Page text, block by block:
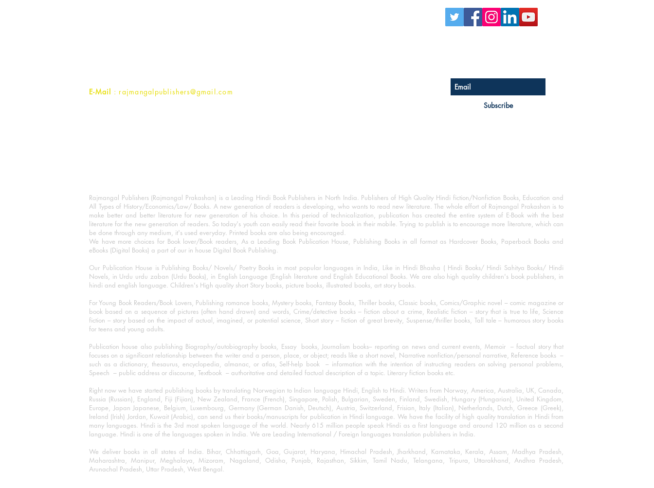
E-Mail : rajmangalpublishers@gmail.com
Subscribe
Rajmangal Publishers (Rajmangal Prakashan) is a Leading Hindi Book Publishers in North India. Publishers of High Quality Hindi fiction/Nonfiction Books, Education and
All Types of History/Economics/Law/ Books. A new generation of readers is developing, who wants to read new literature. The whole effort of Rajmangal Prakashan is to
make better and better literature for new generation of his choice. In this period of technicalization, publication has created the entire system of E-Book with the best
literature for the new generation of readers. So today's youth can easily read their favorite book in their mobile. Trying to publish is to encourage more literature, which can
be done through any medium, it's used everyday. Printed books are also being encouraged.
We have more choices for Book lover/Book readers, As a Leading Book Publication House, Publishing Books in all format as Hardcover Books, Paperback Books and
eBooks (Digital Books) a part of our in house Digital Book Publishing.
Our Publication House is Publishing Books/ Novels/ Poetry Books in most popular languages in India, Like in Hindi Bhasha ( Hindi Books/ Hindi Sahitya Books/ Hindi
Novels, in Urdu urdu zaban (Urdu Books), in English Language (English literature and English Educational Books. We are also high quality children's book publishers, in
hindi and english language. Children's High quality short Story books, picture books, illustrated books, art story books.
For Young Book Readers/Book Lovers, Publishing romance books, Mystery books, Fantasy Books, Thriller books, Classic books, Comics/Graphic novel – comic magazine or
book based on a sequence of pictures (often hand drawn) and words, Crime/detective books – fiction about a crime, Realistic fiction – story that is true to life, Science
fiction – story based on the impact of actual, imagined, or potential science, Short story – fiction of great brevity, Suspense/thriller books, Tall tale – humorous story books
for teens and young adults.
Publication house also publishing Biography/autobiography books, Essay books, Journalism books– reporting on news and current events, Memoir – factual story that
focuses on a significant relationship between the writer and a person, place, or object; reads like a short novel, Narrative nonfiction/personal narrative, Reference books –
such as a dictionary, thesaurus, encyclopedia, almanac, or atlas, Self-help book – information with the intention of instructing readers on solving personal problems,
Speech – public address or discourse, Textbook – authoritative and detailed factual description of a topic. Literary fiction books etc.
Right now we have started publishing books by translating Norwegian to Indian language Hindi, English to Hindi. Writers from Norway, America, Australia, UK, Canada,
Russia (Russian), England, Fiji (Fijian), New Zealand, France (French), Singapore, Polish, Bulgarian, Sweden, Finland, Swedish, Hungary (Hungarian), United Kingdom,
Europe, Japan Japanese, Belgium, Luxembourg, Germany (German Danish, Deutsch), Austria, Switzerland, Frisian, Italy (Italian), Netherlands, Dutch, Greece (Greek),
Ireland (Irish) Jordan, Kuwait (Arabic), can send us their books/manuscripts for publication in Hindi language. We have the facility of high quality translation in Hindi from
many languages. Hindi is the 3rd most spoken language of the world. Nearly 615 million people speak Hindi as a first language and around 120 million as a second
language. Hindi is one of the languages spoken in India. We are Leading International / Foreign languages translation publishers in India.
We deliver books in all states of India. Bihar, Chhattisgarh, Goa, Gujarat, Haryana, Himachal Pradesh, Jharkhand, Karnataka, Kerala, Assam, Madhya Pradesh,
Maharashtra, Manipur, Meghalaya, Mizoram, Nagaland, Odisha, Punjab, Rajasthan, Sikkim, Tamil Nadu, Telangana, Tripura, Uttarakhand, Andhra Pradesh,
Arunachal Pradesh, Uttar Pradesh, West Bengal.